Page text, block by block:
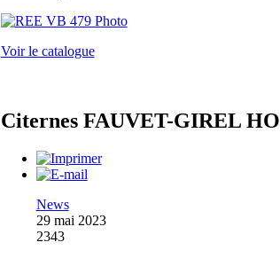
Voir le catalogue
Citernes FAUVET-GIREL HO
News
29 mai 2023
2343